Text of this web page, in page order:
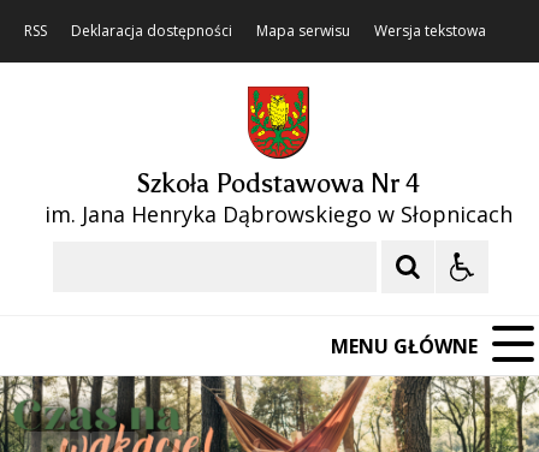
RSS Deklaracja dostępności Mapa serwisu Wersja tekstowa
Szkoła Podstawowa Nr 4
im. Jana Henryka Dąbrowskiego w Słopnicach
MENU GŁÓWNE